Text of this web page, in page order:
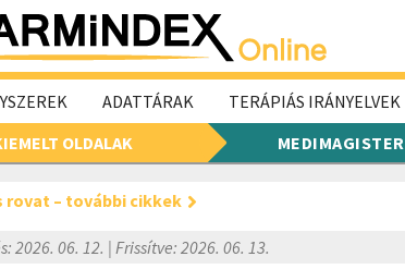
ADATTÁRAK TERÁPIÁS IRÁNYELVEK
OLDALAK
MEDIMAGISTER
rovat – további cikkek
2026. 06. 12. | Frissítve: 2026. 06. 13.